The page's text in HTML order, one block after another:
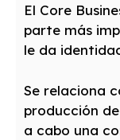
El Core
parte más
le da
Se relaciona
producción
a cabo una